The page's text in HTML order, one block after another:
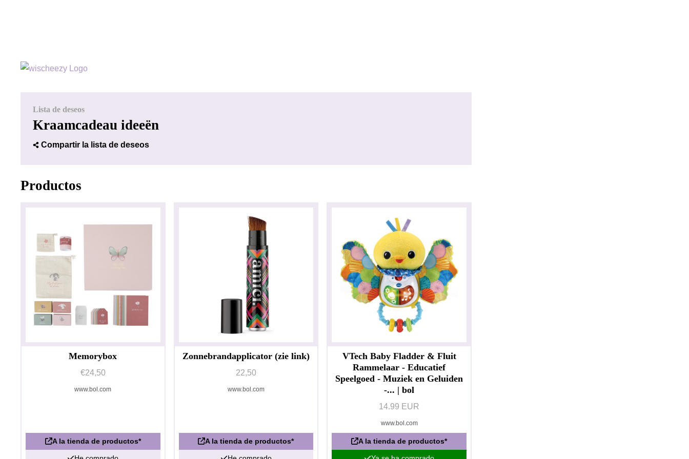
Lista de deseos
Kraamcadeau ideeën
Compartir la lista de deseos
Productos
Memorybox
€24,50
www.bol.com
A la tienda de productos*
Zonnebrandapplicator (zie link)
22,50
www.bol.com
A la tienda de productos*
VTech Baby Fladder & Fluit
Rammelaar - Educatief
Speelgoed - Muziek en Geluiden
-... | bol
14.99 EUR
www.bol.com
A la tienda de productos*